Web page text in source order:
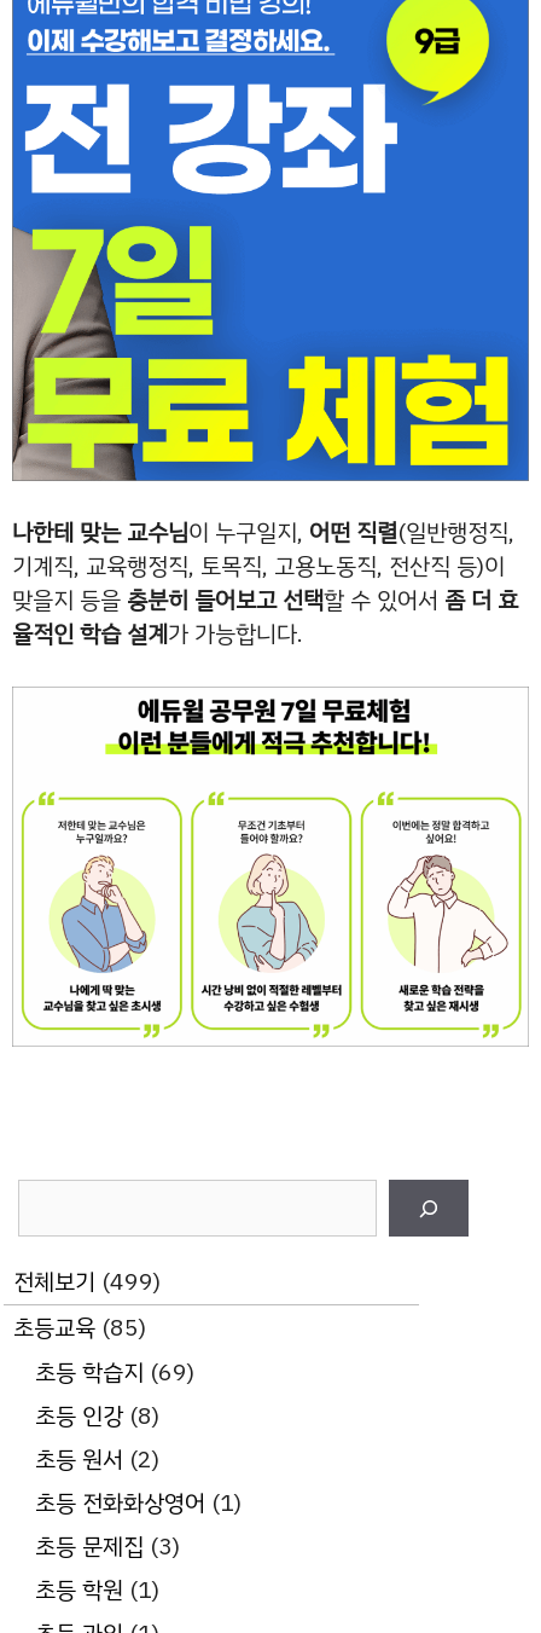
나한테 맞는 교수님이 누구일지, 어떤 직렬(일반행정직,
기계직, 교육행정직, 토목직, 고용노동직, 전산직 등)이
맞을지 등을 충분히 들어보고 선택할 수 있어서 좀 더 효
율적인 학습 설계가 가능합니다.
전체보기 (499)
초등교육 (85)
초등 학습지 (69)
초등 인강(8)
초등 원서 (2)
초등 전화화상영어 (1)
초등 문제집 (3)
초등 학원 (1)